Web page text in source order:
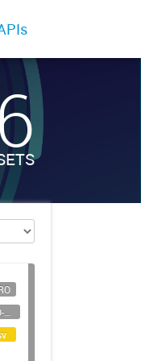
PERSONAL CIENTÍFICO-TECNOLÓGICO